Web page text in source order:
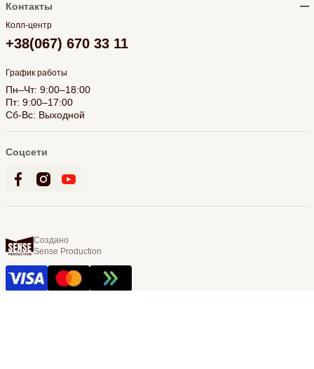
Контакты
Колл-центр
+38(067) 670 33 11
График работы
Пн–Чт: 9:00–18:00
Пт: 9:00–17:00
Сб-Вс: Выходной
Соцсети
Создано
Sense Production